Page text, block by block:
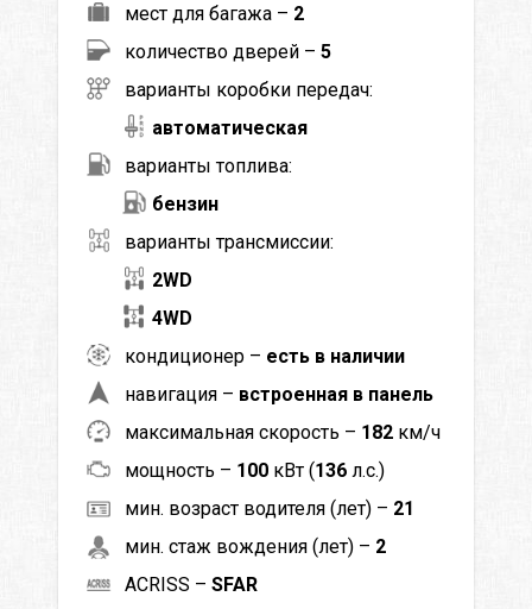
мест для багажа – 2
количество дверей – 5
варианты коробки передач:
автоматическая
варианты топлива:
бензин
варианты трансмиссии:
2WD
4WD
кондиционер – есть в наличии
навигация – встроенная в панель
максимальная скорость – 182 км/ч
мощность – 100 кВт (136 л.с.)
мин. возраст водителя (лет) – 21
мин. стаж вождения (лет) – 2
ACRISS – SFAR